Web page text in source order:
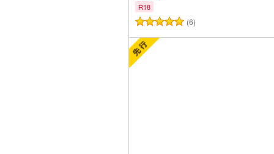
R18
(6)